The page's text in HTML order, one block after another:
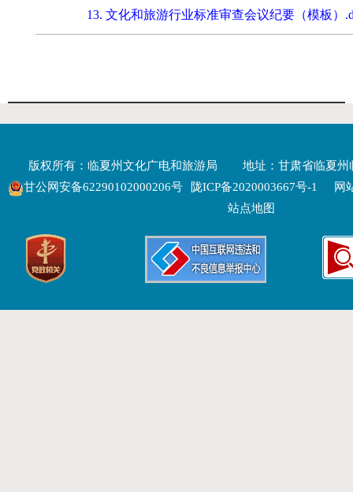
13. 文化和旅游行业标准审查会议纪要（模板）
版权所有：临夏州文化广电和旅游局
地址：甘肃省临夏州
甘公网安备62290102000206号
陇ICP备2020003667号-1
网
站点地图